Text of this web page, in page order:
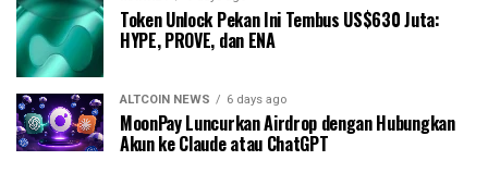
Token Unlock Pekan Ini Tembus US$630 Juta:
HYPE, PROVE, dan ENA
ALTCOIN NEWS 6 days ago
MoonPay Luncurkan Airdrop dengan Hubungkan
Akun ke Claude atau ChatGPT